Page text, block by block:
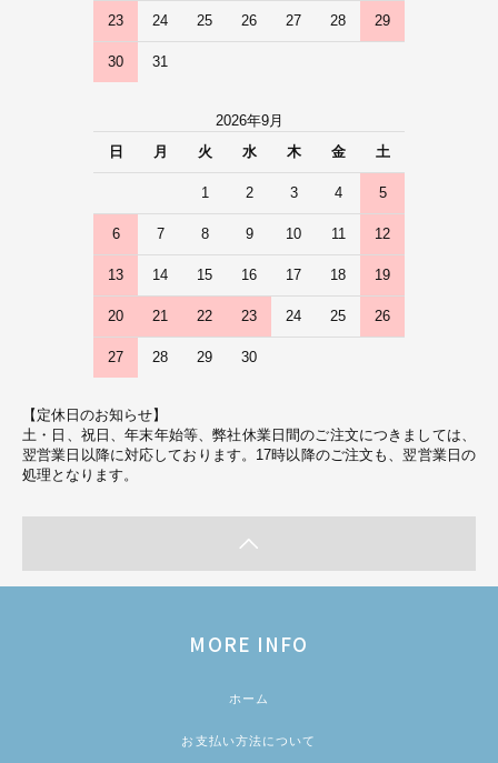
23 24 25 26 27 28 29
30 31
2026年9月
日
月 火 水 木 金 土
1 2 3 4 5
6 7 8 9 10 11 12
13 14 15 16 17 18 19
20 21 22 23 24 25 26
27 28 29 30
【定休日のお知らせ】
土・日、祝日、年末年始等、弊社休業日間のご注文につきましては、
翌営業日以降に対応しております。17時以降のご注文も、翌営業日の
処理となります。
MORE INFO
ホーム
お支払い方法について